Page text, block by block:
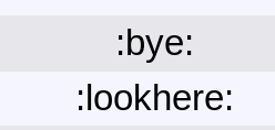
:bye:
:lookhere: